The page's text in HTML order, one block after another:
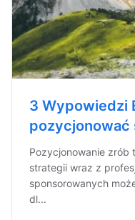
3 Wypowiedzi
pozycjonować
Pozycjonowanie zrób
strategii wraz z
sponsorowanych
dl...